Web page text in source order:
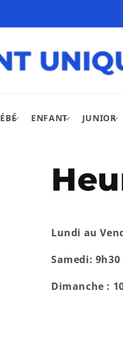
ENFANT JUNIOR
Lundi au
Samedi: 9h30
Dimanche :